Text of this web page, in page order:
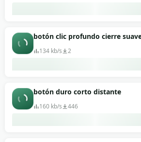
botón clic profundo cierre
134 kb/s 2
botón duro corto distante
160 kb/s 446